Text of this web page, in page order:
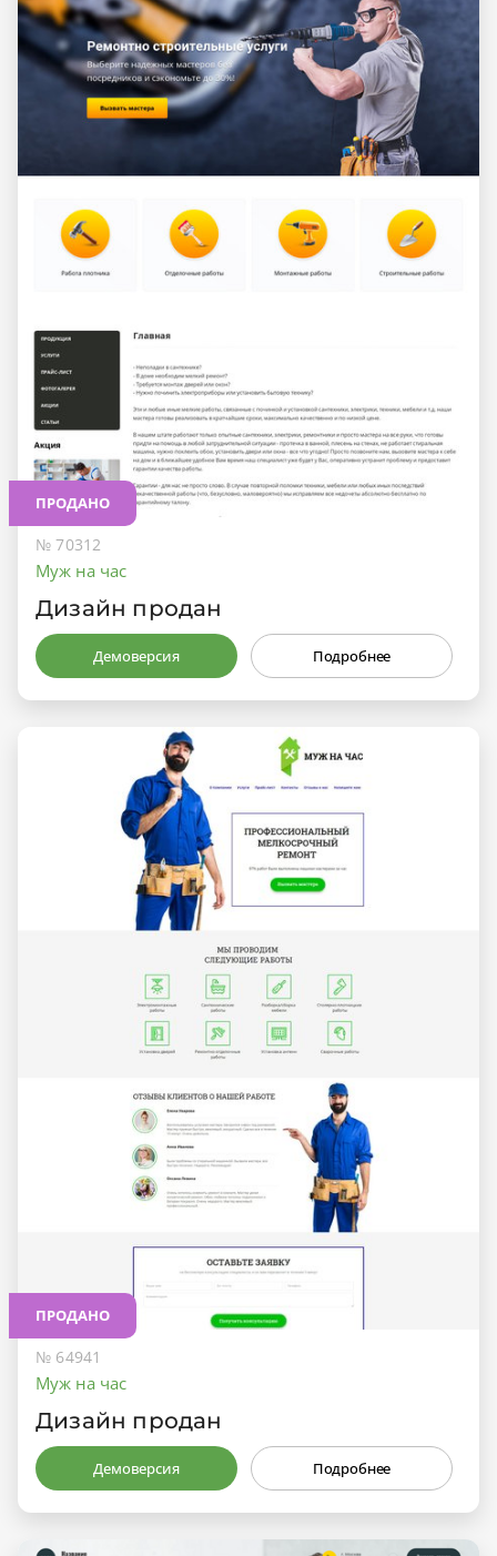
ПРОДАНО
№ 70312
Муж на час
Дизайн продан
Демоверсия Подробнее
ПРОДАНО
№ 64941
Муж на час
Дизайн продан
Демоверсия Подробнее